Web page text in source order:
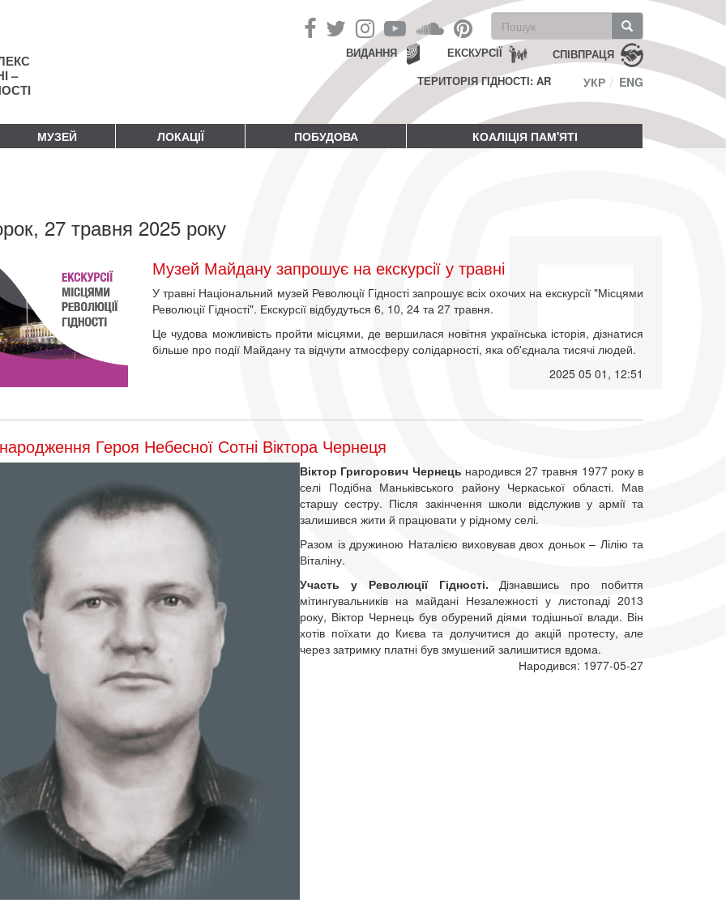
–
Пошукова
форма
Пошук СПІВПРАЦЯ
ЕКСКУРСІЇ
ВИДАННЯ
ТЕРИТОРІЯ ГІДНОСТІ: AR
УКР ENG
МУЗЕЙ ЛОКАЦІЇ ПОБУДОВА КОАЛІЦІЯ ПАМ'ЯТІ
27 травня 2025 року
Музей Майдану запрошує на екскурсії у травні
У травні Національний музей Революції Гідності запрошує всіх охочих на екскурсії "Місцями
Революції Гідності". Екскурсії відбудуться 6, 10, 24 та 27 травня.
Це чудова можливість пройти місцями, де вершилася новітня українська історія, дізнатися
більше про події Майдану та відчути атмосферу солідарності, яка об'єднала тисячі людей.
2025 05 01, 12:51
Героя Небесної Сотні Віктора Чернеця
Віктор Григорович Чернець народився 27 травня 1977 року в
селі Подібна Маньківського району Черкаської області. Мав
старшу сестру. Після закінчення школи відслужив у армії та
залишився жити й працювати у рідному селі.
Разом із дружиною Наталією виховував двох доньок – Лілію та
Віталіну.
Участь у Революції Гідності. Дізнавшись про побиття
мітингувальників на майдані Незалежності у листопаді 2013
року, Віктор Чернець був обурений діями тодішньої влади. Він
хотів поїхати до Києва та долучитися до акцій протесту, але
через затримку платні був змушений залишитися вдома.
Народився: 1977-05-27